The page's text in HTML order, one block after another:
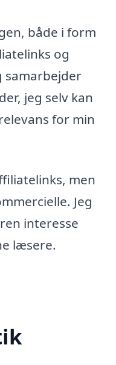
både i form
og
samarbejder
jeg selv kan
for min
men
Jeg
interesse
læsere.